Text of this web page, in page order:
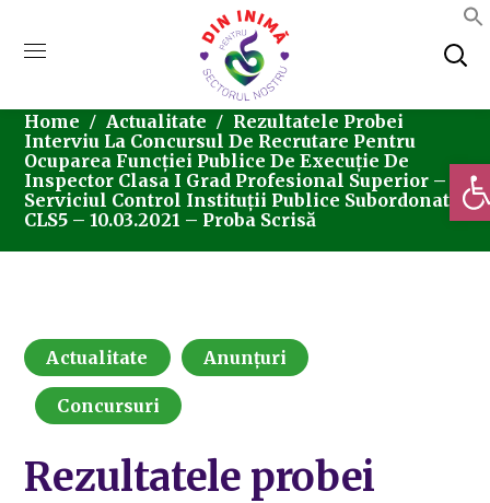
Home Actualitate
Rezultatele Probei
Interviu La Concursul De Recrutare Pentru
Ocuparea Funcției Publice De Execuție De
Inspector Clasa I Grad Profesional Superior –
Serviciul Control Instituții Publice Subordonate
CLS5 – 10.03.2021 – Proba Scrisă
Actualitate Anunțuri
Concursuri
Rezultatele probei